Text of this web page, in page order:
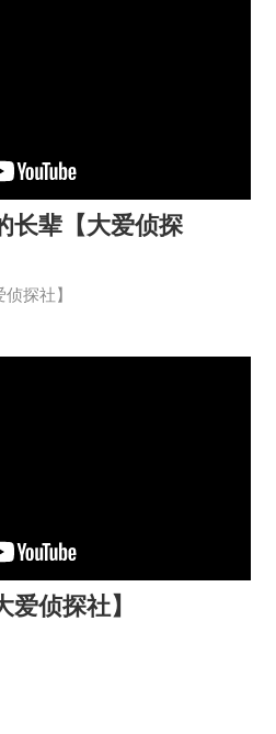
长辈【大爱侦探
探社】
侦探社】